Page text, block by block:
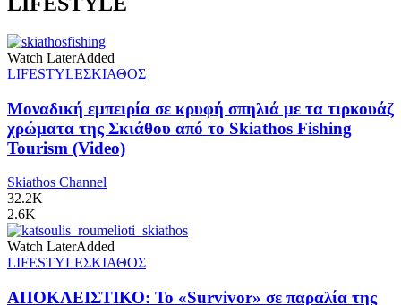
Watch LaterAdded
LIFESTYLEΣΚΙΑΘΟΣ
Μοναδική εμπειρία σε κρυφή σπηλιά με τα τιρκουάζ
χρώματα της Σκιάθου από το Skiathos Fishing
Tourism (Video)
Skiathos Channel
32.2K
2.6K
Watch LaterAdded
LIFESTYLEΣΚΙΑΘΟΣ
ΑΠΟΚΛΕΙΣΤΙΚΟ: Το «Survivor» σε παραλία της